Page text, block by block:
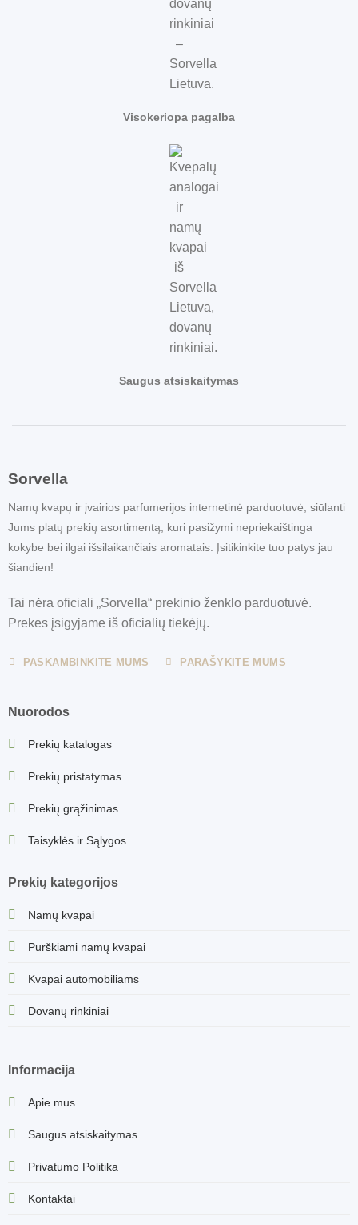
Visokeriopa pagalba
Saugus atsiskaitymas
Sorvella
Namų kvapų ir įvairios parfumerijos internetinė parduotuvė, siūlanti
Jums platų prekių asortimentą, kuri pasižymi nepriekaištinga
kokybe bei ilgai išsilaikančiais aromatais. Įsitikinkite tuo patys jau
šiandien!
Tai nėra oficiali „Sorvella“ prekinio ženklo parduotuvė.
Prekes įsigyjame iš oficialių tiekėjų.
PASKAMBINKITE MUMS PARAŠYKITE MUMS
Nuorodos
Prekių katalogas
Prekių pristatymas
Prekių grąžinimas
Taisyklės ir Sąlygos
Prekių kategorijos
Namų kvapai
Purškiami namų kvapai
Kvapai automobiliams
Dovanų rinkiniai
Informacija
Apie mus
Saugus atsiskaitymas
Privatumo Politika
Kontaktai